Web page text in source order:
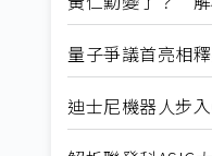
量子爭議首亮相
迪士尼機器人步